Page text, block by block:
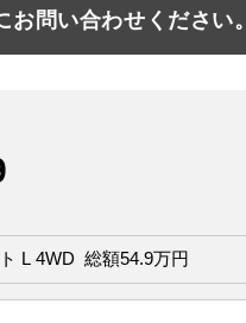
問い合わせください。